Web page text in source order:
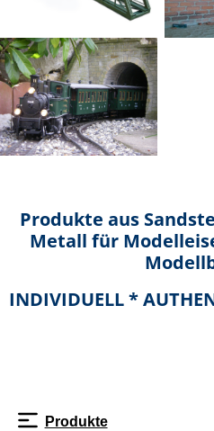
Produkte aus
Metall für
INDIVIDUELL *
Produkte